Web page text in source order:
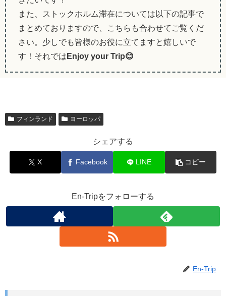
また、ストックホルム滞在については以下の記事で
まとめておりますので、こちらも合わせてご覧くだ
さい。少しでも皆様のお役に立てますと嬉しいで
す！それでは Enjoy your Trip😊
フィンランド ヨーロッパ
シェアする
X Facebook LINE コピー
En-Tripをフォローする
En-Trip